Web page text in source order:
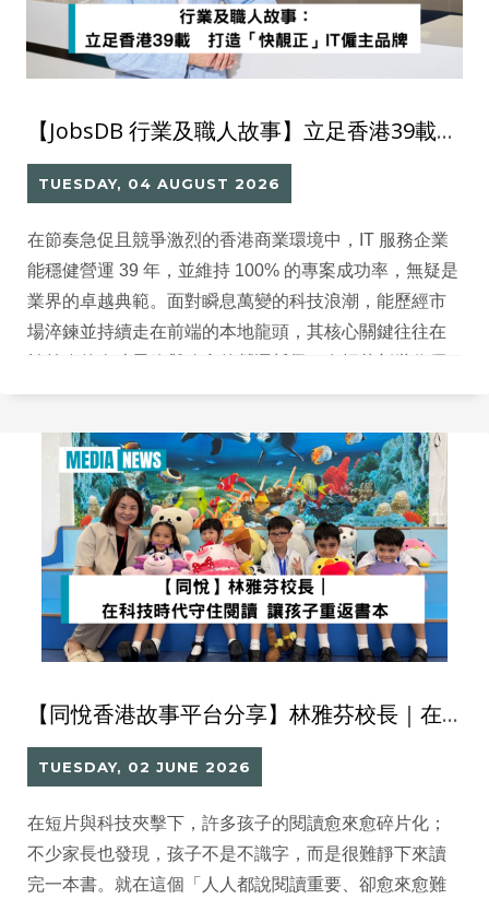
【JobsDB 行業及職人故事】立足香港39載 打造「快靚正」IT僱主品牌
TUESDAY, 04 AUGUST 2026
在節奏急促且競爭激烈的香港商業環境中，IT 服務企業
能穩健營運 39 年，並維持 100% 的專案成功率，無疑是
業界的卓越典範。面對瞬息萬變的科技浪潮，能歷經市
場淬鍊並持續走在前端的本地龍頭，其核心關鍵往往在
秀人才時，建立現代化且具備活力的辦公環境至關重
轉型的關鍵動力。
【同悅香港故事平台分享】林雅芬校長｜在科技時代守住閱讀 讓孩子重返書本
TUESDAY, 02 JUNE 2026
在短片與科技夾擊下，許多孩子的閱讀愈來愈碎片化；
不少家長也發現，孩子不是不識字，而是很難靜下來讀
完一本書。就在這個「人人都說閱讀重要、卻愈來愈難